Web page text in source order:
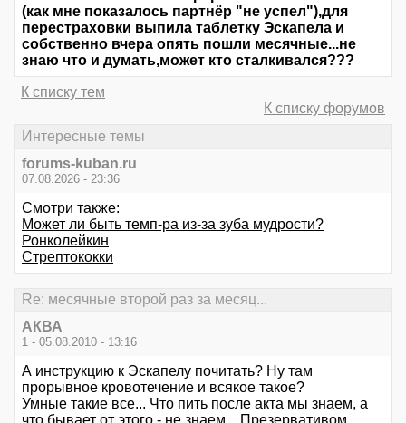
(как мне показалось партнёр "не успел"),для
перестраховки выпила таблетку Эскапела и
собственно вчера опять пошли месячные...не
знаю что и думать,может кто сталкивался???
К списку тем
К списку форумов
Интересные темы
forums-kuban.ru
07.08.2026 - 23:36
Смотри также:
Может ли быть темп-ра из-за зуба мудрости?
Ронколейкин
Стрептококки
Re: месячные второй раз за месяц...
АКВА
1 - 05.08.2010 - 13:16
А инструкцию к Эскапелу почитать? Ну там
прорывное кровотечение и всякое такое?
Умные такие все... Что пить после акта мы знаем, а